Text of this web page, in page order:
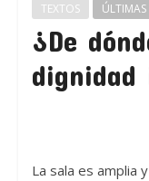
TEXTOS ÚLTIMAS
¿De
dignidad
La sala es amplia